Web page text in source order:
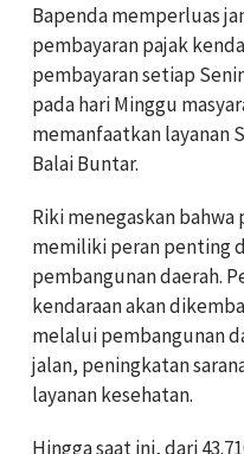
Bapenda memperluas
pembayaran pajak
pembayaran setiap
pada hari Minggu
memanfaatkan layanan
Balai Buntar.
Riki menegaskan
memiliki peran penting
pembangunan daerah.
kendaraan akan
melalui pembangunan
jalan, peningkatan
layanan kesehatan.
Hingga saat ini, dari